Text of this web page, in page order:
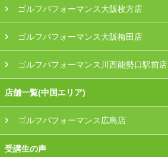
ゴルフパフォーマンス大阪枚方店
ゴルフパフォーマンス大阪梅田店
ゴルフパフォーマンス川西能勢口駅前店
店舗一覧(中国エリア)
ゴルフパフォーマンス広島店
受講生の声